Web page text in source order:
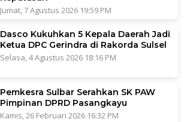
Jumat, 7 Agustus 2026 19:59 PM
Dasco Kukuhkan 5 Kepala Daerah Jadi
Ketua DPC Gerindra di Rakorda Sulsel
Selasa, 4 Agustus 2026 18:16 PM
Pemkesra Sulbar Serahkan SK PAW
Pimpinan DPRD Pasangkayu
Kamis, 26 Februari 2026 16:32 PM